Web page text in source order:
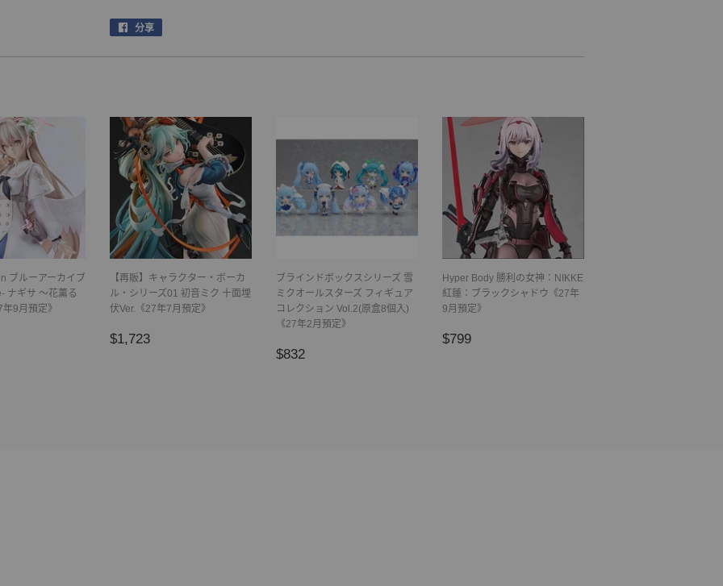
分享
ブルーアーカイブ
ナギサ ～花薫る
9月預定》
【再販】キャラクター・ボーカ
ル・シリーズ01 初音ミク 十面埋
伏Ver.《27年7月預定》
正
$1,723
ブラインドボックスシリーズ 雪
ミクオールスターズ フィギュア
コレクション Vol.2(原盒8個入)
《27年2月預定》
正
$832
Hyper Body 勝利の女神：NIKKE
紅蓮：ブラックシャドウ《27年
9月預定》
正
$799